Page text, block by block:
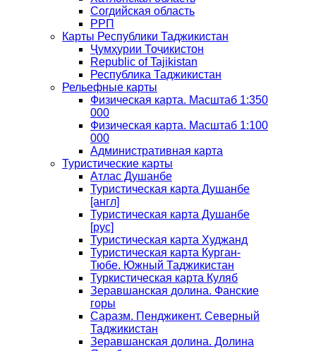
Согдийская область
РРП
Карты Республики Таджикистан
Ҷумҳурии Тоҷикистон
Republic of Tajikistan
Республика Таджикистан
Рельефные карты
Физическая карта. Масштаб 1:350
000
Физическая карта. Масштаб 1:100
000
Административная карта
Туристические карты
Атлас Душанбе
Туристическая карта Душанбе
[англ]
Туристическая карта Душанбе
[рус]
Туристическая карта Худжанд
Туристическая карта Курган-
Тюбе. Южный Таджикистан
Туркистическая карта Куляб
Зеравшанская долина. Фанские
горы
Саразм. Пенджикент. Северный
Таджикистан
Зеравшанская долина. Долина